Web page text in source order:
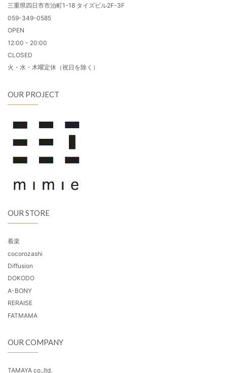
三重県四日市市泊町1-18 タイズビル2F-3F
059-349-0585
OPEN
12:00 - 20:00
CLOSED
火・水・木曜定休（祝日を除く）
OUR PROJECT
OUR STORE
着楽
cocorozashi
Diffusion
DOKODO
A-BONY
RERAISE
FATMAMA
OUR COMPANY
TAMAYA co.,ltd.